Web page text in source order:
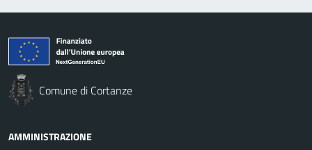
Comune di Cortanze
AMMINISTRAZIONE